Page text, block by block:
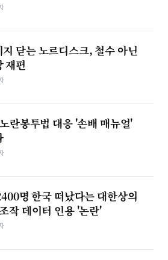
닫는 노르디스크, 철수 아닌
재편
란봉투법 대응 '손배 매뉴얼'
명 한국 떠났다는 대한상의
작 데이터 인용 '논란'